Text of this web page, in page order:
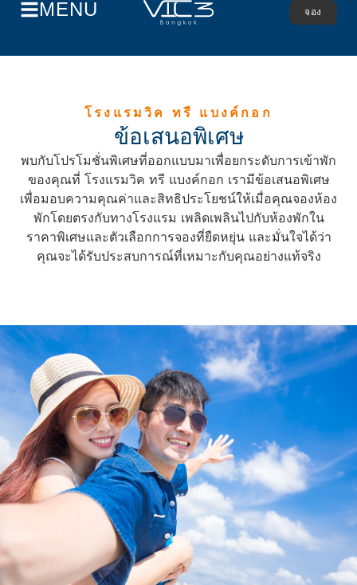
MENU จอง
โรงแรมวิค ทรี แบงค์กอก
ข้อเสนอพิเศษ
พบกับโปรโมชั่นพิเศษที่ออกแบบมาเพื่อยกระดับการเข้าพัก
ของคุณที่ โรงแรมวิค ทรี แบงค์กอก เรามีข้อเสนอพิเศษ
เพื่อมอบความคุณค่าและสิทธิประโยชน์ให้เมื่อคุณจองห้อง
พักโดยตรงกับทางโรงแรม เพลิดเพลินไปกับห้องพักใน
ราคาพิเศษและตัวเลือกการจองที่ยืดหยุ่น และมั่นใจได้ว่า
คุณจะได้รับประสบการณ์ที่เหมาะกับคุณอย่างแท้จริง